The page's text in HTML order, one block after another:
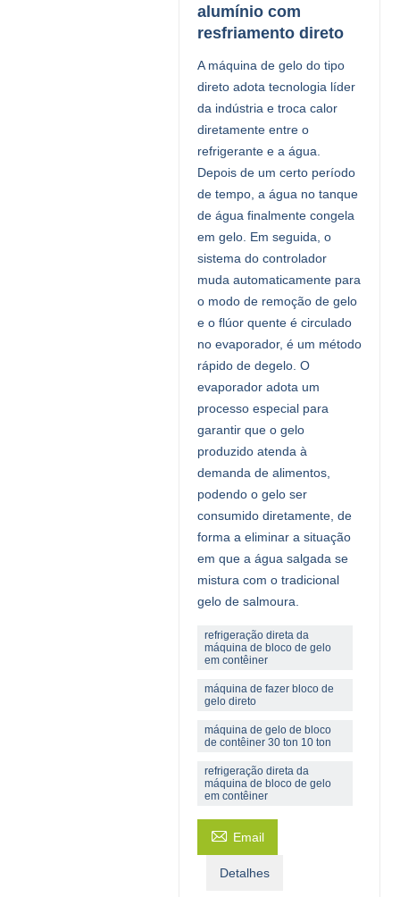
alumínio com
resfriamento direto
A máquina de gelo do tipo
direto adota tecnologia líder
da indústria e troca calor
diretamente entre o
refrigerante e a água.
Depois de um certo período
de tempo, a água no tanque
de água finalmente congela
em gelo. Em seguida, o
sistema do controlador
muda automaticamente para
o modo de remoção de gelo
e o flúor quente é circulado
no evaporador, é um método
rápido de degelo. O
evaporador adota um
processo especial para
garantir que o gelo
produzido atenda à
demanda de alimentos,
podendo o gelo ser
consumido diretamente, de
forma a eliminar a situação
em que a água salgada se
mistura com o tradicional
gelo de salmoura.
refrigeração direta da
máquina de bloco de gelo
em contêiner
máquina de fazer bloco de
gelo direto
máquina de gelo de bloco
de contêiner 30 ton 10 ton
refrigeração direta da
máquina de bloco de gelo
em contêiner
 Email
Detalhes